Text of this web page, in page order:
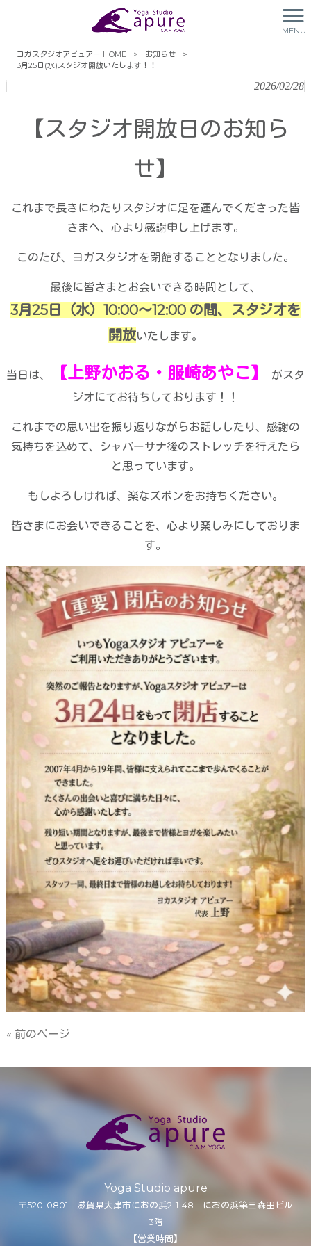
MENU
ヨガスタジオアピュアー HOME > お知らせ
>
3月25日(水)スタジオ開放いたします！！
3月25日(水)スタジオ開放いた
します！！
2026/02/28
【スタジオ開放日のお知ら
せ】
これまで長きにわたりスタジオに足を運んでくださった皆
さまへ、心より感謝申し上げます。
このたび、ヨガスタジオを閉館することとなりました。
最後に皆さまとお会いできる時間として、
3月25日（水）10:00〜12:00 の間、スタジオを
開放いたします。
当日は、 【上野かおる・服崎あやこ】
がスタ
ジオにてお待ちしております！！
これまでの思い出を振り返りながらお話ししたり、感謝の
気持ちを込めて、シャバーサナ後のストレッチを行えたら
と思っています。
もしよろしければ、楽なズボンをお持ちください。
皆さまにお会いできることを、心より楽しみにしておりま
す。
« 前のページ
Yoga Studio apure
〒520-0801 滋賀県大津市におの浜2-1-48 におの浜第三森田ビル
3階
【営業時間】